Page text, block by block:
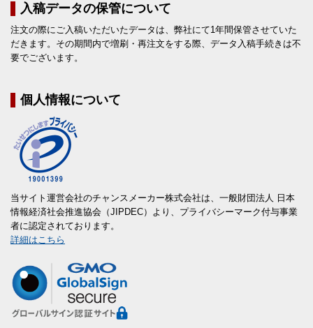
入稿データの保管について
注文の際にご入稿いただいたデータは、弊社にて1年間保管させていた
だきます。その期間内で増刷・再注文をする際、データ入稿手続きは不
要でございます。
個人情報について
当サイト運営会社のチャンスメーカー株式会社は、一般財団法人 日本
情報経済社会推進協会（JIPDEC）より、プライバシーマーク付与事業
者に認定されております。
詳細はこちら